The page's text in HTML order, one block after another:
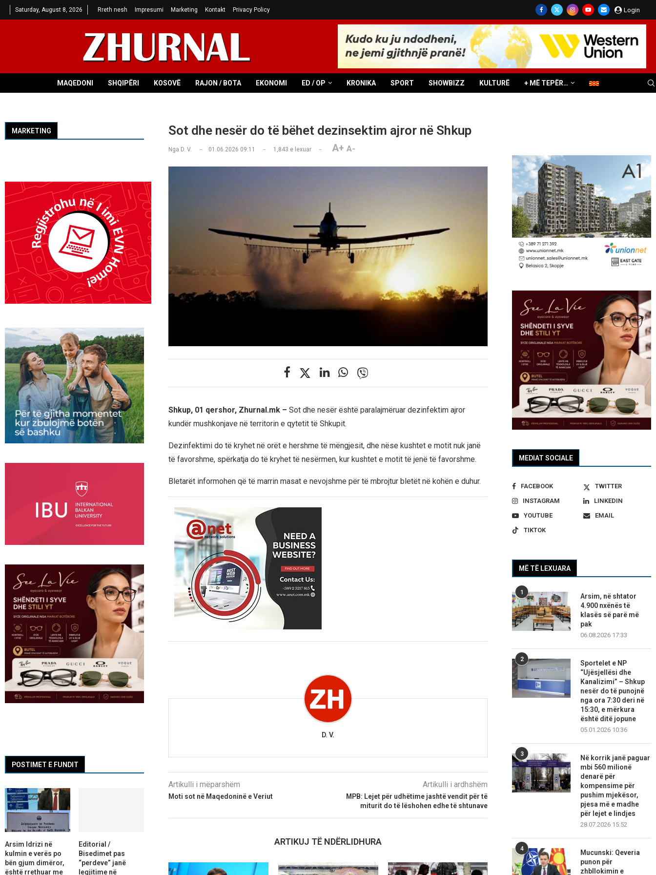
Saturday, August 8, 2026 Rreth nesh Impresumi Marketing Kontakt Privacy Policy Login
MAQEDONI SHQIPËRI KOSOVË RAJON / BOTA EKONOMI ED / OP KRONIKA SPORT SHOWBIZZ KULTURË + MË TEPËR…
Sot dhe nesër do të bëhet dezinsektim ajror në Shkup
Nga D. V. 01.06.2026 09:11 1,843 e lexuar A+ A-
Shkup, 01 qershor, Zhurnal.mk – Sot dhe nesër është paralajmëruar dezinfektim ajror
kundër mushkonjave në territorin e qytetit të Shkupit.
Dezinfektimi do të kryhet në orët e hershme të mëngjesit, dhe nëse kushtet e motit nuk janë
të favorshme, spërkatja do të kryhet të nesërmen, kur kushtet e motit të jenë të favorshme.
Bletarët informohen që të marrin masat e nevojshme për të mbrojtur bletët në kohën e duhur.
D. V.
Artikulli i mëparshëm
Moti sot në Maqedoninë e Veriut
Artikulli i ardhshëm
MPB: Lejet për udhëtime jashtë vendit për të
miturit do të lëshohen edhe të shtunave
ARTIKUJ TË NDËRLIDHURA
MEDIAT SOCIALE
FACEBOOK
TWITTER
INSTAGRAM
LINKEDIN
YOUTUBE
EMAIL
TIKTOK
MË TË LEXUARA
1
Arsim, në shtator
4.900 nxënës të
klasës së parë më
pak
06.08.2026 17:33
2
Sportelet e NP
“Ujësjellësi dhe
Kanalizimi” – Shkup
nesër do të punojnë
nga ora 7:30 deri në
15:30, e mërkura
është ditë jopune
05.01.2026 10:36
3
Në korrik janë paguar
mbi 560 milionë
denarë për
kompensime për
pushim mjekësor,
pjesa më e madhe
për lejet e lindjes
28.07.2026 15:52
4
Mucunski: Qeveria
punon për
zhbllokimin e
MARKETING
POSTIMET E FUNDIT
Arsim Idrizi në
kulmin e verës po
bën gjum dimëror,
është rrethuar me
Editorial /
Bisedimet pas
“perdeve” janë
legjitime në